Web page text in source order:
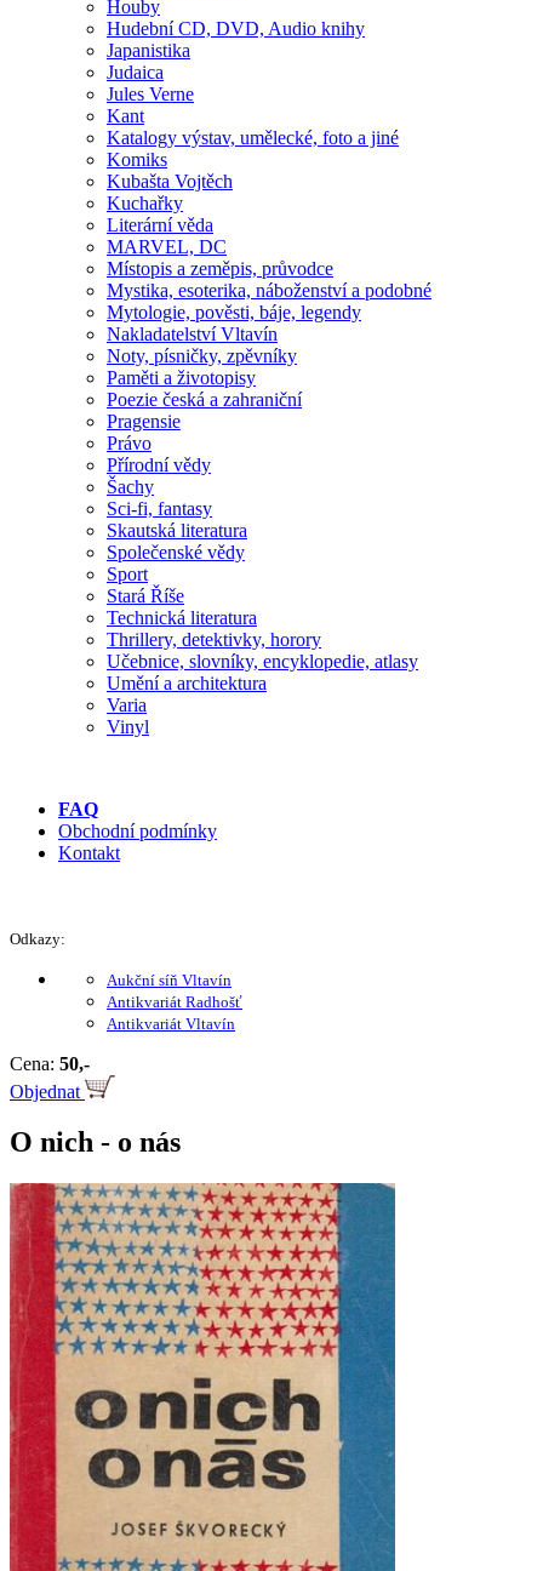
Houby
Hudební CD, DVD, Audio knihy
Japanistika
Judaica
Jules Verne
Kant
Katalogy výstav, umělecké, foto a jiné
Komiks
Kubašta Vojtěch
Kuchařky
Literární věda
MARVEL, DC
Místopis a zeměpis, průvodce
Mystika, esoterika, náboženství a podobné
Mytologie, pověsti, báje, legendy
Nakladatelství Vltavín
Noty, písničky, zpěvníky
Paměti a životopisy
Poezie česká a zahraniční
Pragensie
Právo
Přírodní vědy
Šachy
Sci-fi, fantasy
Skautská literatura
Společenské vědy
Sport
Stará Říše
Technická literatura
Thrillery, detektivky, horory
Učebnice, slovníky, encyklopedie, atlasy
Umění a architektura
Varia
Vinyl
FAQ
Obchodní podmínky
Kontakt
Odkazy:
Aukční síň Vltavín
Antikvariát Radhošť
Antikvariát Vltavín
Cena: 50,-
Objednat
O nich - o nás